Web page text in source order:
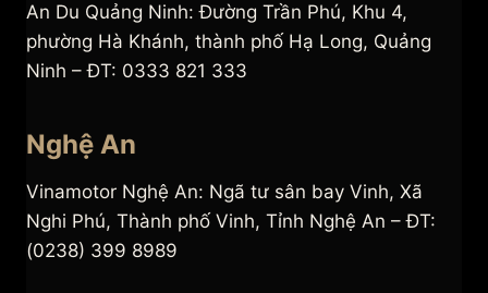
An Du Quảng Ninh: Đường Trần Phú, Khu 4,
phường Hà Khánh, thành phố Hạ Long, Quảng
Ninh – ĐT: 0333 821 333
Nghệ An
Vinamotor Nghệ An: Ngã tư sân bay Vinh, Xã
Nghi Phú, Thành phố Vinh, Tỉnh Nghệ An – ĐT:
(0238) 399 8989